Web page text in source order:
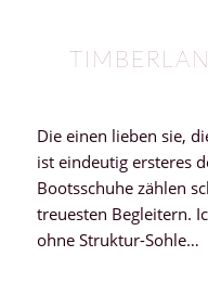
Die einen lieben sie,
ist eindeutig ersteres
Bootsschuhe zählen
treuesten Begleitern.
ohne Struktur-Sohle…